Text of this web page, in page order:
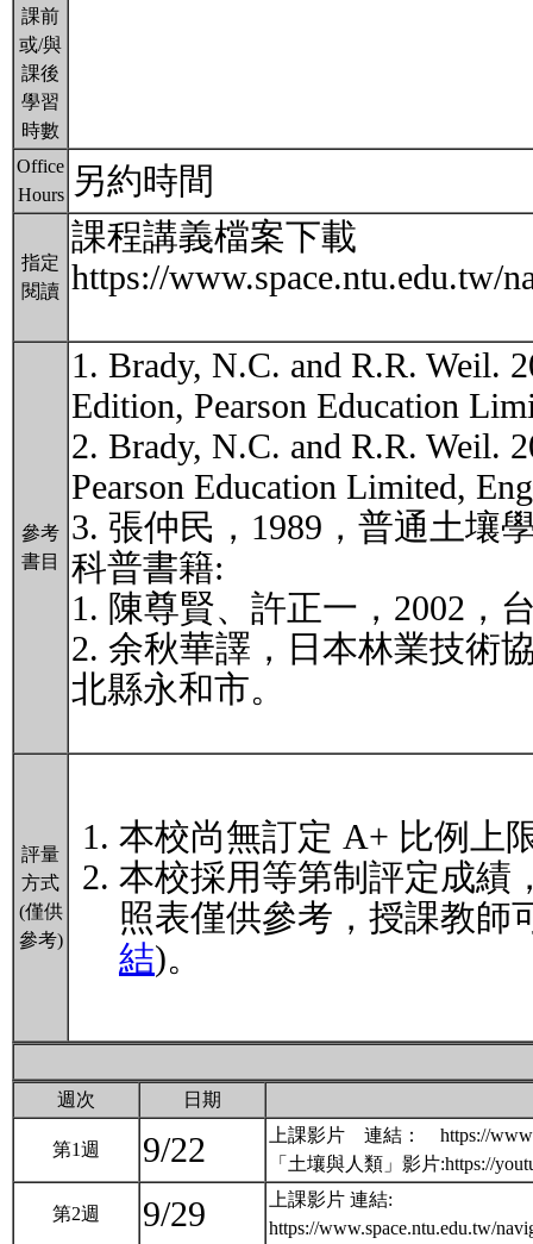
課前
或/與
課後
學習
時數
Office
Hours
另約時間
指定
閱讀
課程講義檔案下載
https://www.space.ntu.edu.tw/
參考
書目
1. Brady, N.C. and R.R. Weil.
Edition, Pearson Education
2. Brady, N.C. and R.R. Weil.
Pearson Education Limited,
3. 張仲民，1989，普通土壤
科普書籍:
1. 陳尊賢、許正一，2002，
2. 余秋華譯，日本林業技術
北縣永和市。
評量
方式
(僅供
參考)
本校尚無訂定 A+ 比例上
本校採用等第制評定成績
照表僅供參考，授課教師
結)。
週次 日期
第1週 9/22
上課影片 連結： https://
「土壤與人類」影片:https://
第2週 9/29
上課影片 連結:
https://www.space.ntu.edu.tw/